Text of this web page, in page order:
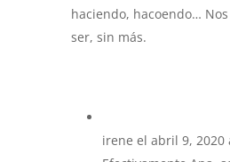
haciendo, hacoendo…
ser, sin más.
irene el abril 9, 2020